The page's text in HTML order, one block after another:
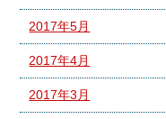
2017年5月
2017年4月
2017年3月